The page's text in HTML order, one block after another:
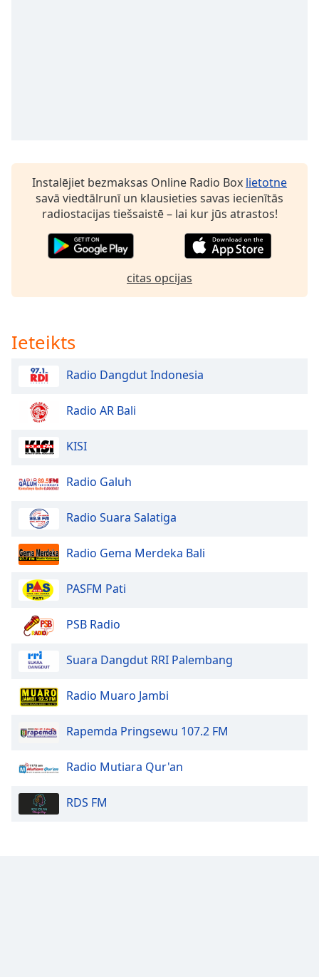
Text
Color
Opacity
Caption
Background
Text
Edge
Style
Font
Family
Reset
Close
Modal
End
dialog
window.
Instalējiet bezmaksas Online Radio Box lietotne
savā viedtālrunī un klausieties savas iecienītās
radiostacijas tiešsaistē – lai kur jūs atrastos!
citas opcijas
Ieteikts
Radio Dangdut Indonesia
Radio AR Bali
KISI
Radio Galuh
Radio Suara Salatiga
Radio Gema Merdeka Bali
PASFM Pati
PSB Radio
Suara Dangdut RRI Palembang
Radio Muaro Jambi
Rapemda Pringsewu 107.2 FM
Radio Mutiara Qur'an
RDS FM